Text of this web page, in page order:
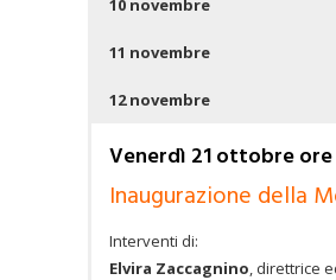
10 novembre
11 novembre
12 novembre
Venerdì 21 ottobre ore
Inaugurazione della
Interventi di:
Elvira Zaccagnino, direttrice